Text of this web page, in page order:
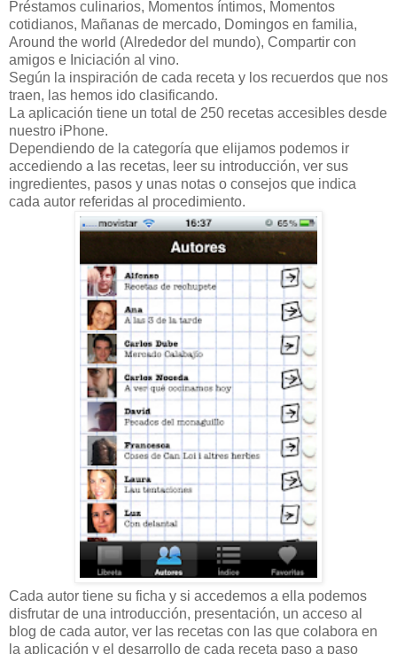
Préstamos culinarios, Momentos íntimos, Momentos
cotidianos, Mañanas de mercado, Domingos en familia,
Around the world (Alrededor del mundo), Compartir con
amigos e Iniciación al vino.
Según la inspiración de cada receta y los recuerdos que nos
traen, las hemos ido clasificando.
La aplicación tiene un total de 250 recetas accesibles desde
nuestro iPhone.
Dependiendo de la categoría que elijamos podemos ir
accediendo a las recetas, leer su introducción, ver sus
ingredientes, pasos y unas notas o consejos que indica
cada autor referidas al procedimiento.
Cada autor tiene su ficha y si accedemos a ella podemos
disfrutar de una introducción, presentación, un acceso al
blog de cada autor, ver las recetas con las que colabora en
la aplicación y el desarrollo de cada receta paso a paso